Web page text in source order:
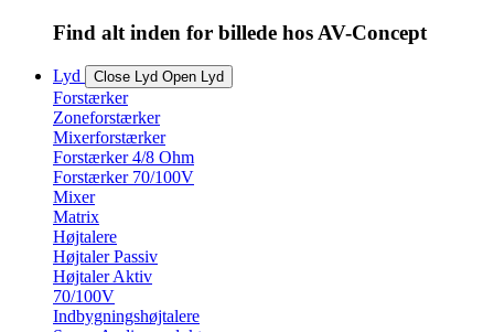
Find alt inden for billede hos AV-Concept
Lyd Close Lyd Open Lyd
Forstærker
Zoneforstærker
Mixerforstærker
Forstærker 4/8 Ohm
Forstærker 70/100V
Mixer
Matrix
Højtalere
Højtaler Passiv
Højtaler Aktiv
70/100V
Indbygningshøjtalere